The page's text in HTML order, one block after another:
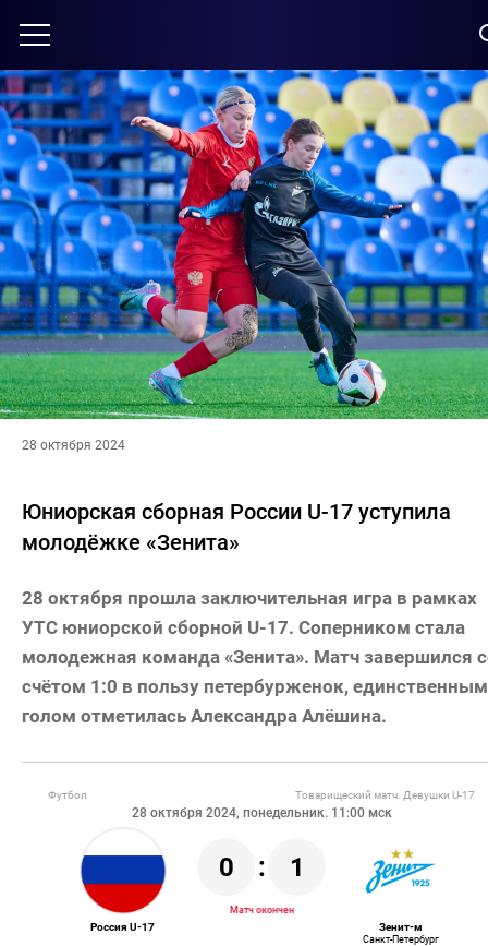
28 октября 2024
Юниорская сборная России U-17 уступила
молодёжке «Зенита»
28 октября прошла заключительная игра в рамках
УТС юниорской сборной U-17. Соперником стала
молодежная команда «Зенита». Матч завершился
счётом 1:0 в пользу петербурженок, единственным
голом отметилась Александра Алёшина.
Футбол
28 октября 2024, понедельник. 11:00 мск
Товарищеский матч. Девушки U-17
Россия U-17
0 : 1
Матч окончен
Зенит-м
Санкт-Петербург